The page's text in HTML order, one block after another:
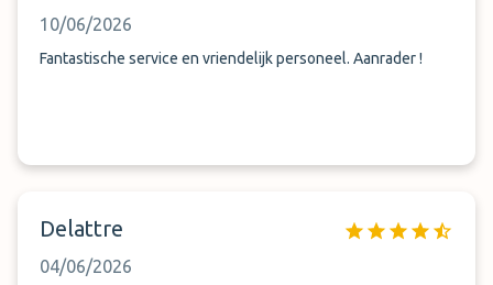
10/06/2026
Fantastische service en vriendelijk personeel. Aanrader !
Delattre
04/06/2026